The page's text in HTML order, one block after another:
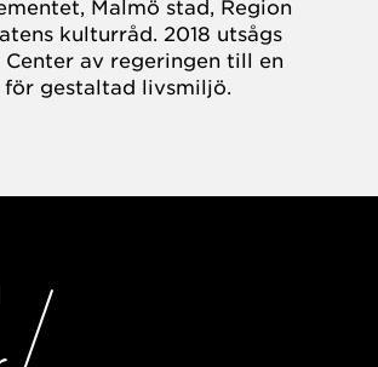
Malmö stad, Region
kulturråd. 2018 utsågs
av regeringen till en
gestaltad livsmiljö.